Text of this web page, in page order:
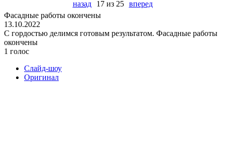
назад 17 из 25
вперед
Фасадные работы окончены
13.10.2022
С гордостью делимся готовым результатом. Фасадные работы
окончены
1 голос
Слайд-шоу
Оригинал